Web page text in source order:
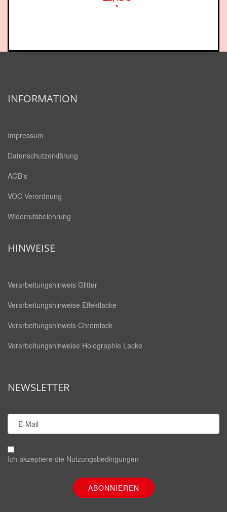
*
INFORMATION
Impressum
Datenschutzerklärung
AGB's
VOC Verordnung
Widerrufsbelehrung
HINWEISE
Verarbeitungshinweis Glitter
Verarbeitungshinweise Effektlacke
Verarbeitungshinweis Chromlack
Verarbeitungshinweise Holographie Lacke
NEWSLETTER
Ich akzeptiere die Nutzungsbedingungen